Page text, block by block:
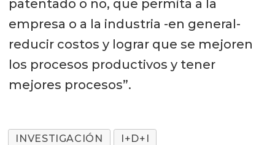
patentado o no, que permita a la
empresa o a la industria -en general-
reducir costos y lograr que se mejoren
los procesos productivos y tener
mejores procesos”.
INVESTIGACIÓN I+D+I